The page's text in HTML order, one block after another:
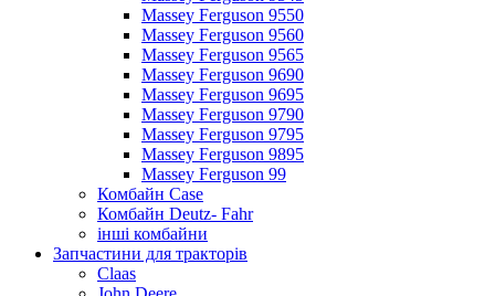
Massey Ferguson 9550
Massey Ferguson 9560
Massey Ferguson 9565
Massey Ferguson 9690
Massey Ferguson 9695
Massey Ferguson 9790
Massey Ferguson 9795
Massey Ferguson 9895
Massey Ferguson 99
Комбайн Case
Комбайн Deutz- Fahr
інші комбайни
Запчастини для тракторів
Claas